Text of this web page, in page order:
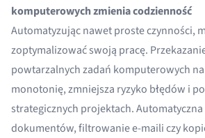
komputerowych zmienia codzienność
Automatyzując nawet proste czynności,
zoptymalizować swoją pracę.
powtarzalnych zadań komputerowych
monotonię, zmniejsza ryzyko błędów i
strategicznych projektach.
dokumentów, filtrowanie e-maili czy